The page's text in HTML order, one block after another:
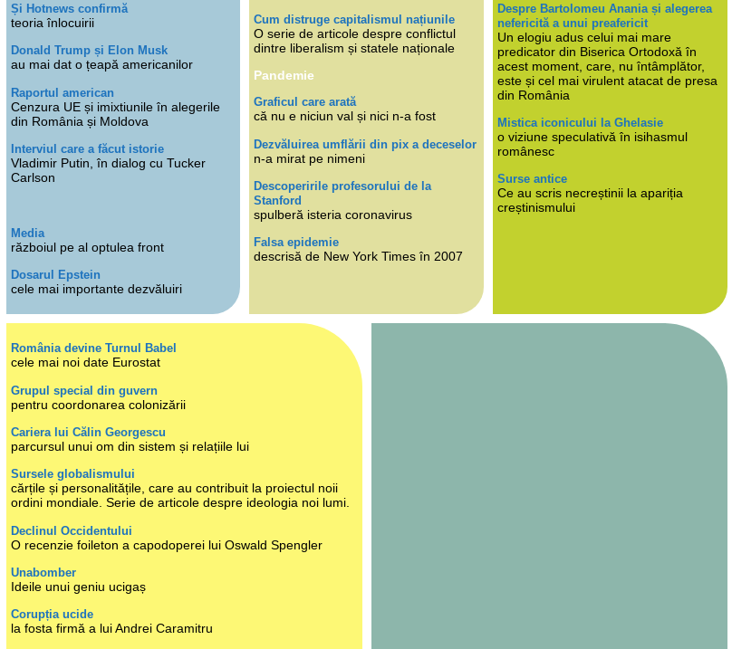
Și Hotnews confirmă
teoria înlocuirii
Donald Trump și Elon Musk
au mai dat o țeapă americanilor
Raportul american
Cenzura UE și imixtiunile în alegerile
din România și Moldova
Interviul care a făcut istorie
Vladimir Putin, în dialog cu Tucker
Carlson
Media
războiul pe al optulea front
Dosarul Epstein
cele mai importante dezvăluiri
Cum distruge capitalismul națiunile
O serie de articole despre conflictul
dintre liberalism și statele naționale
Pandemie
Graficul care arată
că nu e niciun val și nici n-a fost
Dezvăluirea umflării din pix a deceselor
n-a mirat pe nimeni
Descoperirile profesorului de la
Stanford
spulberă isteria coronavirus
Falsa epidemie
descrisă de New York Times în 2007
Despre Bartolomeu Anania și alegerea
nefericită a unui preafericit
Un elogiu adus celui mai mare
predicator din Biserica Ortodoxă în
acest moment, care, nu întâmplător,
este și cel mai virulent atacat de presa
din România
Mistica iconicului la Ghelasie
o viziune speculativă în isihasmul
românesc
Surse antice
Ce au scris necreștinii la apariția
creștinismului
România devine Turnul Babel
cele mai noi date Eurostat
Grupul special din guvern
pentru coordonarea colonizării
Cariera lui Călin Georgescu
parcursul unui om din sistem și relațiile lui
Sursele globalismului
cărțile și personalitățile, care au contribuit la proiectul noii
ordini mondiale. Serie de articole despre ideologia noi lumi.
Declinul Occidentului
O recenzie foileton a capodoperei lui Oswald Spengler
Unabomber
Ideile unui geniu ucigaș
Corupția ucide
la fosta firmă a lui Andrei Caramitru